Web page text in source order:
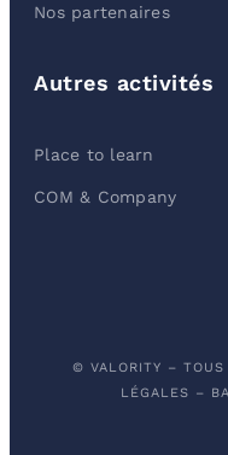
Nos partenaires
Autres activités
Place to learn
COM & Company
© VALORITY – TOUS
LÉGALES –